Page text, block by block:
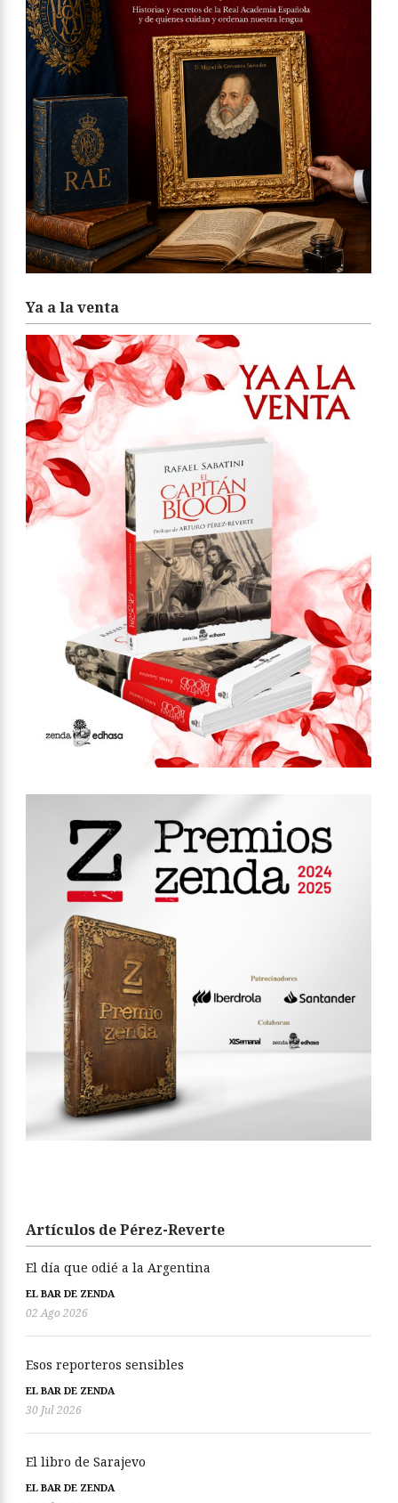
Ya a la venta
Artículos de Pérez-Reverte
El día que odié a la Argentina
EL BAR DE ZENDA
02 Ago 2026
Esos reporteros sensibles
EL BAR DE ZENDA
30 Jul 2026
El libro de Sarajevo
EL BAR DE ZENDA